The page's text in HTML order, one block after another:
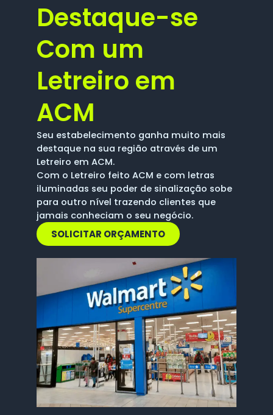
Destaque-se
Com um
Letreiro em
ACM
Seu estabelecimento ganha muito mais
destaque na sua região através de um
Letreiro em ACM.
Com o Letreiro feito ACM e com letras
iluminadas seu poder de sinalização sobe
para outro nível trazendo clientes que
jamais conheciam o seu negócio.
SOLICITAR ORÇAMENTO